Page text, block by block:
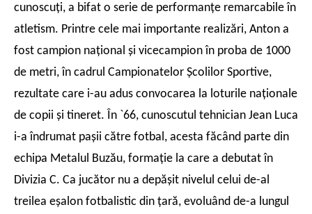
cunoscuţi, a bifat o serie de performanţe remarcabile în
atletism. Printre cele mai importante realizări, Anton a
fost campion naţional şi vicecampion în proba de 1000
de metri, în cadrul Campionatelor Şcolilor Sportive,
rezultate care i-au adus convocarea la loturile naţionale
de copii şi tineret. În `66, cunoscutul tehnician Jean Luca
i-a îndrumat paşii către fotbal, acesta făcând parte din
echipa Metalul Buzău, formaţie la care a debutat în
Divizia C. Ca jucător nu a depăşit nivelul celui de-al
treilea eşalon fotbalistic din ţară, evoluând de-a lungul